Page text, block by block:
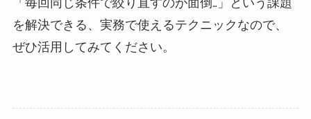
を解決できる、実務で使えるテクニックなので、
ぜひ活用してみてください。